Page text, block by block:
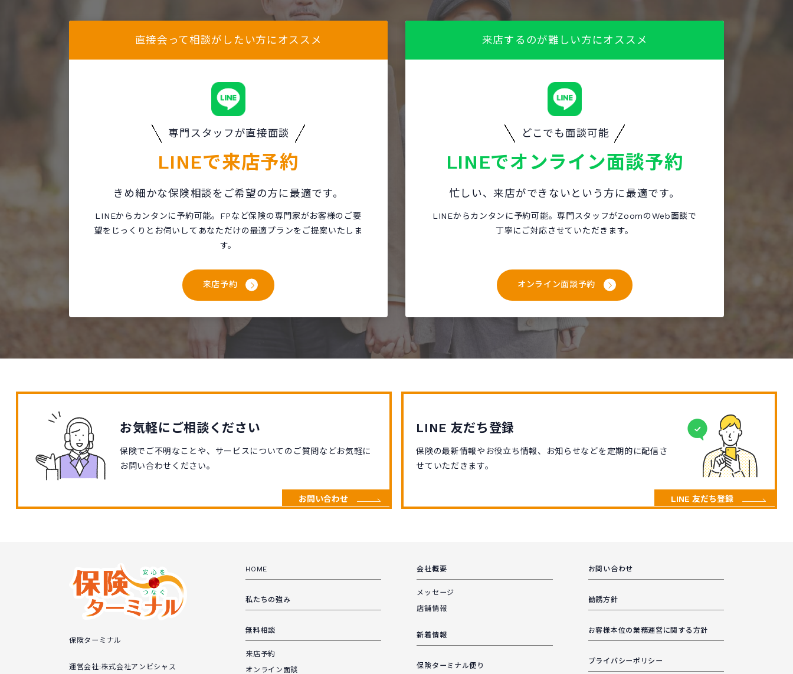
直接会って相談がしたい方にオススメ
専門スタッフが直接面談
LINEで来店予約
きめ細かな保険相談をご希望の方に最適です。
LINEからカンタンに予約可能。FPなど保険の専門家がお客様のご要
望をじっくりとお伺いしてあなただけの最適プランをご提案いたしま
す。
来店予約
来店するのが難しい方にオススメ
どこでも面談可能
LINEでオンライン面談予約
忙しい、来店ができないという方に最適です。
LINEからカンタンに予約可能。専門スタッフがZoomのWeb面談で
丁寧にご対応させていただきます。
オンライン面談予約
お気軽にご相談ください
保険でご不明なことや、サービスについてのご質問などお気軽に
お問い合わせください。
お問い合わせ
LINE 友だち登録
保険の最新情報やお役立ち情報、お知らせなどを定期的に配信さ
せていただきます。
LINE 友だち登録
保険ターミナル
運営会社:株式会社アンビシャス
HOME
私たちの強み
無料相談
来店予約
オンライン面談
会社概要
メッセージ
店舗情報
新着情報
保険ターミナル便り
お問い合わせ
勧誘方針
お客様本位の業務運営に関する方針
プライバシーポリシー